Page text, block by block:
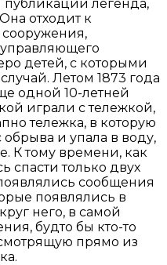
публикации легенда,
отходит к
сооружения,
управляющего
детей, с которыми
Летом 1873 года
одной 10-летней
играли с тележкой,
тележка, в которую
обрыва и упала в воду,
К тому времени, как
спасти только двух
сообщения
появлялись в
него, в самой
будто бы кто-то
прямо из